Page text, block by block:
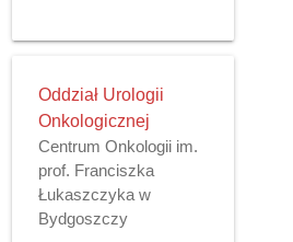
Oddział Urologii
Onkologicznej
Centrum Onkologii im.
prof. Franciszka
Łukaszczyka w
Bydgoszczy